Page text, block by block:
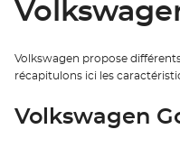
Volkswagen propose
récapitulons ici les
Volkswagen